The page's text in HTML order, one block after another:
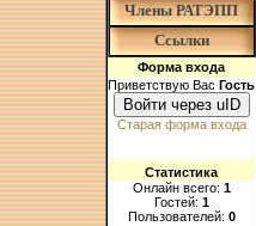
Члены РАТЭПП
Ссылки
Форма входа
Приветствую Вас Гость
Войти через uID
Старая форма входа
Статистика
Онлайн всего: 1
Гостей: 1
Пользователей: 0